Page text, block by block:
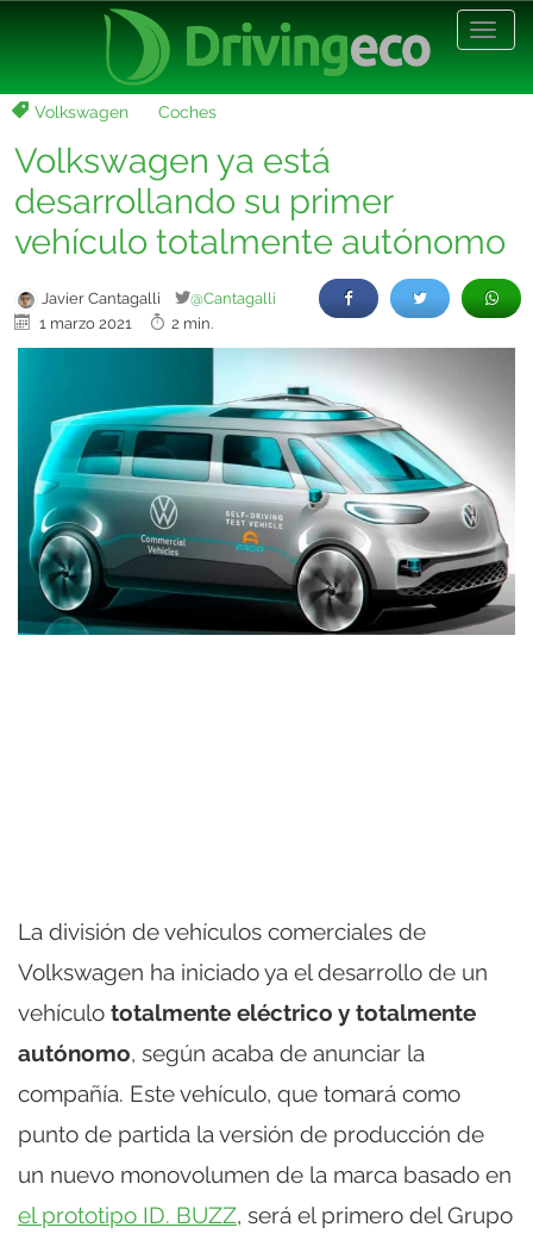
Volkswagen Coches
Volkswagen ya está
desarrollando su primer
vehículo totalmente autónomo
Javier Cantagalli
@Cantagalli
1 marzo 2021
2 min.
La división de vehículos comerciales de
Volkswagen ha iniciado ya el desarrollo de un
vehículo totalmente eléctrico y totalmente
autónomo, según acaba de anunciar la
compañía. Este vehículo, que tomará como
punto de partida la versión de producción de
un nuevo monovolumen de la marca basado en
el prototipo ID. BUZZ, será el primero del Grupo